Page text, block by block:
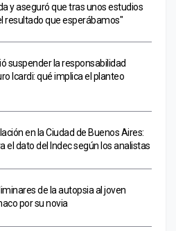
y aseguró que tras unos estudios
resultado que esperábamos"
suspender la responsabilidad
Icardi: qué implica el planteo
en la Ciudad de Buenos Aires:
el dato del Indec según los analistas
de la autopsia al joven
por su novia